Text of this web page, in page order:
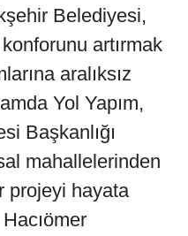
Belediyesi,
artırmak
aralıksız
Yol Yapım,
Başkanlığı
mahallelerinden
projeyi hayata